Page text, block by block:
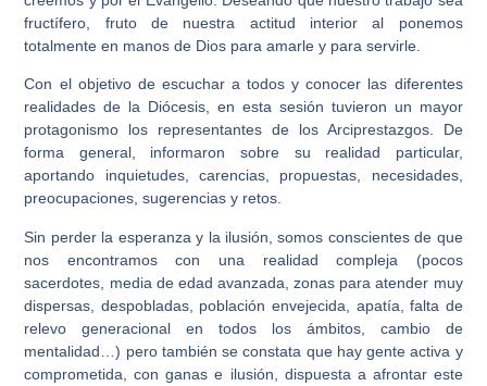
fructífero, fruto de nuestra actitud interior al ponemos
totalmente en manos de Dios para amarle y para servirle.
Con el objetivo de escuchar a todos y conocer las diferentes
realidades de la Diócesis, en esta sesión tuvieron un mayor
protagonismo los representantes de los Arciprestazgos. De
forma general, informaron sobre su realidad particular,
aportando inquietudes, carencias, propuestas, necesidades,
preocupaciones, sugerencias y retos.
Sin perder la esperanza y la ilusión, somos conscientes de que
nos encontramos con una realidad compleja (pocos
sacerdotes, media de edad avanzada, zonas para atender muy
dispersas, despobladas, población envejecida, apatía, falta de
relevo generacional en todos los ámbitos, cambio de
mentalidad…) pero también se constata que hay gente activa y
comprometida, con ganas e ilusión, dispuesta a afrontar este